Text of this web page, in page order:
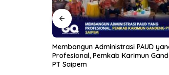
77 Gerai Rampung di Kepri, Kopdes
Galang Baru Jadi Percontohan
Nasional